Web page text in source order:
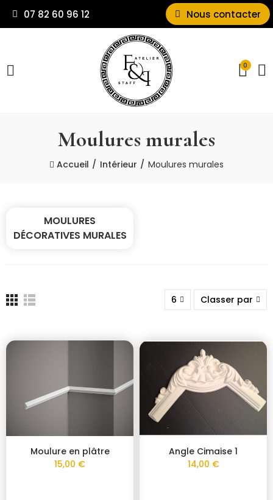
07 82 60 96 12 Nous contacter
0
Moulures murales
Accueil Intérieur Moulures murales
MOULURES
DÉCORATIVES MURALES
6 Classer par
Moulure en plâtre
15,00 €
Angle Cimaise 1
14,00 €